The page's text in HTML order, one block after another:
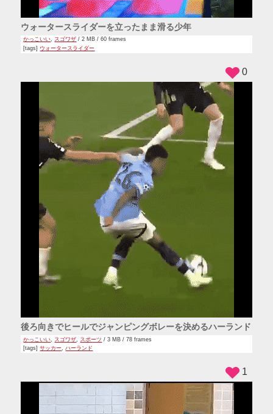
ウォータースライダーを立ったまま滑る少年
かっこいい, スゴワザ / 2 MB / 60 frames
[tags] ウォータースライダー
後ろ向きでヒールでジャンピングボレーを決めるハーランド
かっこいい スゴワザ スポーツ / 3 MB / 78 frames
[tags]サッカー,ハーランド
0
1